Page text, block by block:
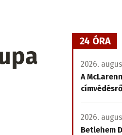
24 ÓRA
2026.
A
2026.
Betlehem